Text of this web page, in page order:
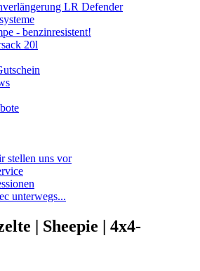
LR Defender
- benzinresistent!
20l
stellen uns vor
unterwegs...
| Sheepie | 4x4-